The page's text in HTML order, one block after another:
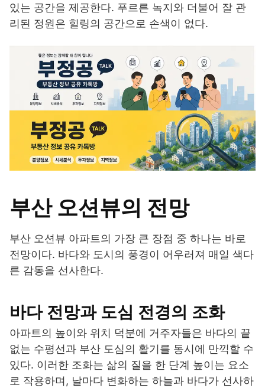
있는 공간을 제공한다. 푸르른 녹지와 더불어 잘 관
리된 정원은 힐링의 공간으로 손색이 없다.
부산 오션뷰의 전망
부산 오션뷰 아파트의 가장 큰 장점 중 하나는 바로
전망이다. 바다와 도시의 풍경이 어우러져 매일 색다
른 감동을 선사한다.
바다 전망과 도심 전경의 조화
아파트의 높이와 위치 덕분에 거주자들은 바다의 끝
없는 수평선과 부산 도심의 활기를 동시에 만끽할 수
있다. 이러한 조화는 삶의 질을 한 단계 높이는 요소
로 작용하며, 날마다 변화하는 하늘과 바다가 선사하